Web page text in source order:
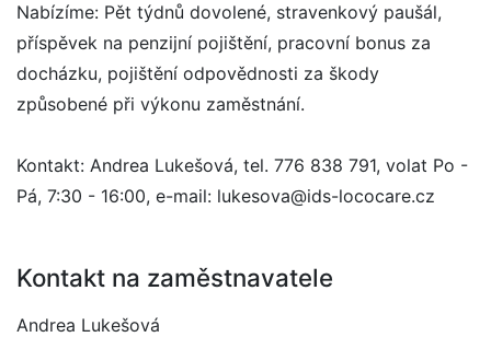
Nabízíme: Pět týdnů dovolené, stravenkový paušál,
příspěvek na penzijní pojištění, pracovní bonus za
docházku, pojištění odpovědnosti za škody
způsobené při výkonu zaměstnání.
Kontakt: Andrea Lukešová, tel. 776 838 791, volat Po -
Pá, 7:30 - 16:00, e-mail: lukesova@ids-lococare.cz
Kontakt na zaměstnavatele
Andrea Lukešová